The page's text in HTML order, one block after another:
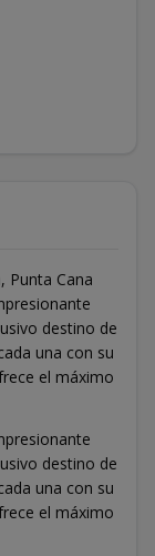
Punta Cana
destino de
una con su
el máximo
destino de
una con su
el máximo